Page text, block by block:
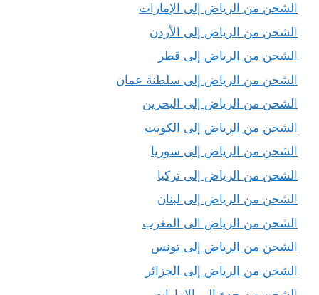
الشحن من الرياض إلى الإمارات
الشحن من الرياض إلى الأردن
الشحن من الرياض إلى قطر
الشحن من الرياض إلى سلطنة عمان
الشحن من الرياض إلى البحرين
الشحن من الرياض إلى الكويت
الشحن من الرياض إلى سوريا
الشحن من الرياض إلى تركيا
الشحن من الرياض إلى لبنان
الشحن من الرياض الى المغرب
الشحن من الرياض إلى تونس
الشحن من الرياض إلى الجزائر